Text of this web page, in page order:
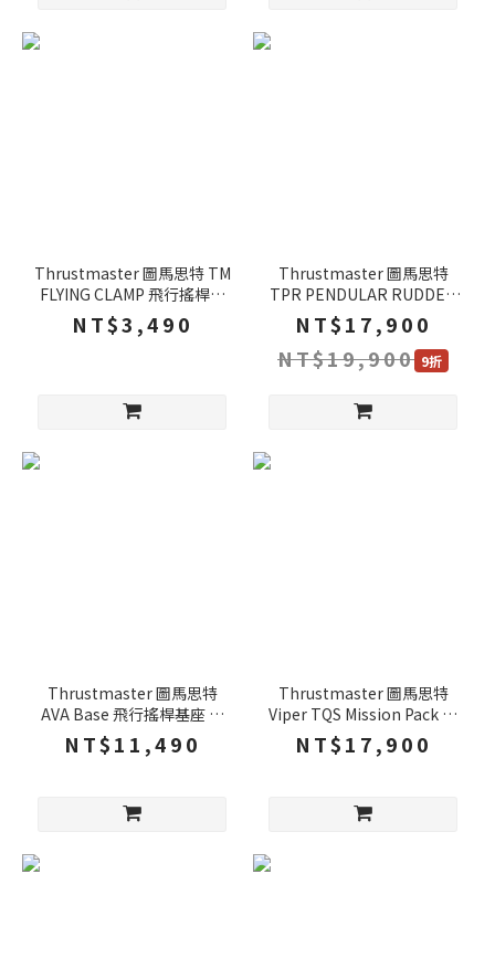
Thrustmaster 圖馬思特 TM
FLYING CLAMP 飛行搖桿支
架 堅固結構 快速拆卸 搖桿支
架 支架 PC
NT$3,490
Thrustmaster 圖馬思特
TPR PENDULAR RUDDER
飛行踏板 懸浮式機構 磁性感
測器 踏板 PC
NT$17,900
NT$19,900 9折
Thrustmaster 圖馬思特
AVA Base 飛行搖桿基座 通
用相容性 可輕鬆自訂 快速更
改設定 基座 底座 PC
NT$11,490
Thrustmaster 圖馬思特
Viper TQS Mission Pack 金
屬節流閥 弧座系統 飛機搖桿
PC
NT$17,900